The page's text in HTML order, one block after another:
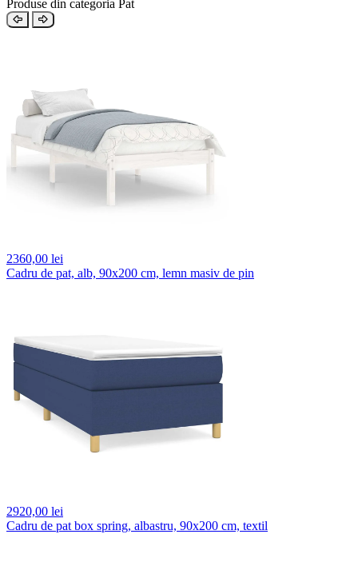
Produse din categoria Pat
2360,00 lei
Cadru de pat, alb, 90x200 cm, lemn masiv de pin
2920,00 lei
Cadru de pat box spring, albastru, 90x200 cm, textil